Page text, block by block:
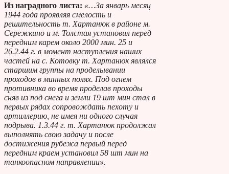
Из наградного листа: «…За январь месяц
1944 года проявляя смелость и
решительность т. Хартанюк в районе м.
Сережкино и м. Толстая установил перед
передним карем около 2000 мин. 25 и
26.2.44 г. в момент наступления наших
частей на с. Котовку т. Хартанюк являлся
старшим группы на проделывании
проходов в минных полях. Под огнем
противника во время проделав проходы
сняв из под снега и земли 19 шт мин стал в
первых рядах сопровождать пехоту и
артиллерию, не имея ни одного случая
подрыва. 1.3.44 г. т. Хартанюк продолжал
выполнять свою задачу и после
достижения рубежа первый перед
передним краем установил 58 шт мин на
танкоопасном направлении».